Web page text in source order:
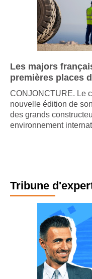
Les majors
premières places
CONJONCTURE. Le
nouvelle édition de
des grands
Tribune